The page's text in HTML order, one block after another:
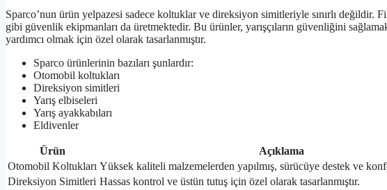
Sparco’nun ürün yelpazesi sadece koltuklar ve direksiyon simitleriyle sınırlı değildir.
gibi güvenlik ekipmanları da üretmektedir. Bu ürünler, yarışçıların güvenliğini
yardımcı olmak için özel olarak tasarlanmıştır.
Sparco ürünlerinin bazıları şunlardır:
Otomobil koltukları
Direksiyon simitleri
Yarış elbiseleri
Yarış ayakkabıları
Eldivenler
Ürün
Açıklama
Otomobil Koltukları Yüksek kaliteli malzemelerden yapılmış, sürücüye destek ve
Direksiyon Simitleri Hassas kontrol ve üstün tutuş için özel olarak tasarlanmıştır.